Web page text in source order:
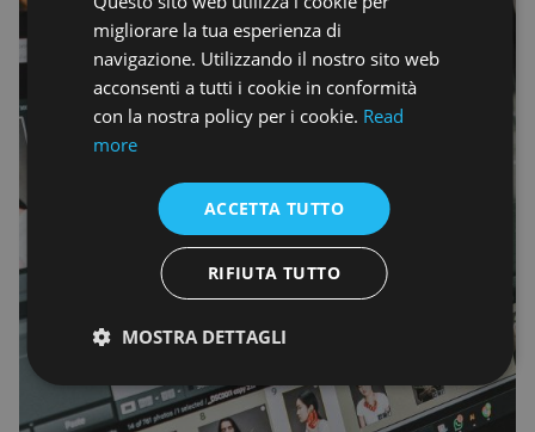
migliorare la tua esperienza di
navigazione. Utilizzando il nostro sito web
acconsenti a tutti i cookie in conformità
con la nostra policy per i cookie. Read
more
ACCETTA TUTTO
RIFIUTA TUTTO
MOSTRA DETTAGLI